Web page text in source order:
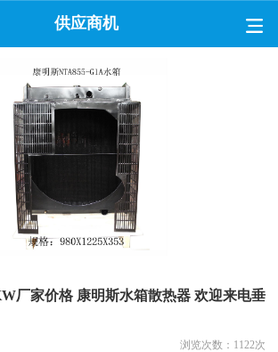
供应商机
厂家价格 康明斯水箱散热器 欢迎来电垂
浏览次数： 1122次